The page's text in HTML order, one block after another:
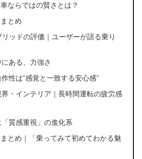
ならではの賢さとは？
とめ
リッドの評価｜ユーザーが語る乗り
ある、力強さ
性は“感覚と一致する安心感”
・インテリア｜長時間運転の疲労感
質感重視」の進化系
とめ｜「乗ってみて初めてわかる魅